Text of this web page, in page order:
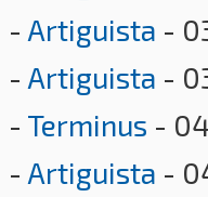
- Artiguista -
- Artiguista -
- Terminus -
- Artiguista -